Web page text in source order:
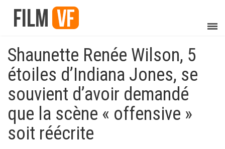
Shaunette Renée Wilson, 5
étoiles d’Indiana Jones, se
souvient d’avoir demandé
que la scène « offensive »
soit réécrite